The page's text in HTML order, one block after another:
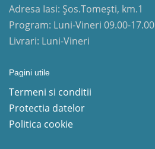
Adresa Iasi: Șos.Tomești, km.1
Program: Luni-Vineri 09.00-17.00
Livrari: Luni-Vineri
Pagini utile
Termeni si conditii
Protectia datelor
Politica cookie